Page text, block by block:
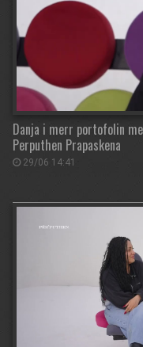
Danja i merr portofolin
Perputhen Prapaskena
29/06 14:41